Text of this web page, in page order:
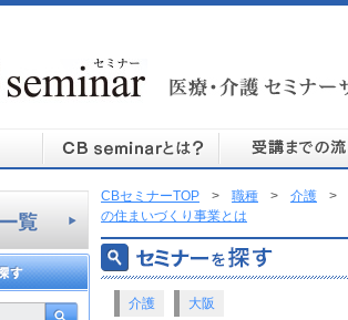
CBセミナーTOP > 職種 > 介護
>
の住まいづくり事業とは
介護 大阪